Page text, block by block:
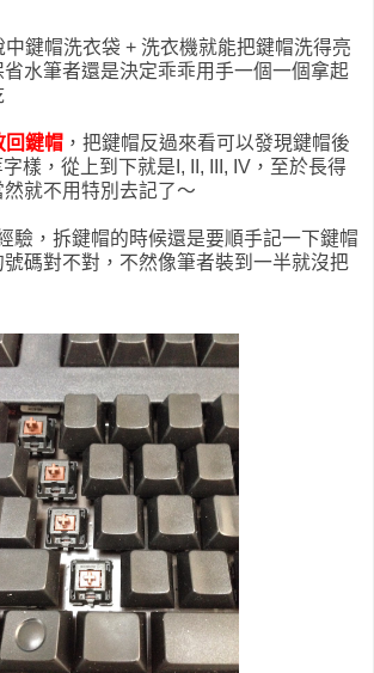
鍵帽洗衣袋 + 洗衣機就能把鍵帽洗得亮
水筆者還是決定乖乖用手一個一個拿起
回鍵帽 ，把鍵帽反過來看可以發現鍵帽後
樣，從上到下就是I, II, III, IV，至於長得
就不用特別去記了～
驗，拆鍵帽的時候還是要順手記一下鍵帽
碼對不對，不然像筆者裝到一半就沒把